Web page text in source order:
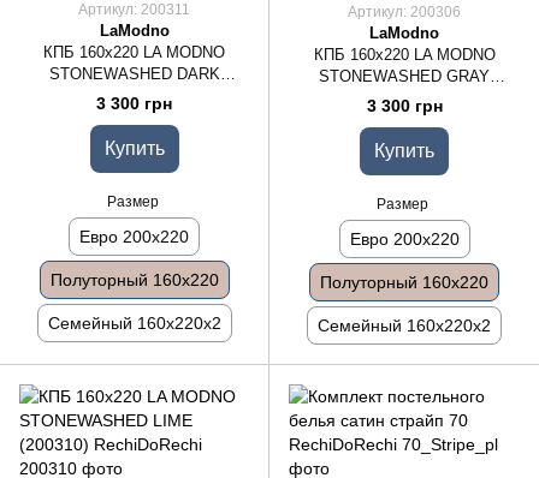
Артикул: 200311
LaModno
КПБ 160х220 LA MODNO
STONEWASHED DARK
BLUEBERRY (200311)
3 300 грн
Купить
Размер
Евро 200x220
Полуторный 160x220
Семейный 160x220x2
Артикул: 200306
LaModno
КПБ 160х220 LA MODNO
STONEWASHED GRAY
(200306)
3 300 грн
Купить
Размер
Евро 200x220
Полуторный 160x220
Семейный 160x220x2